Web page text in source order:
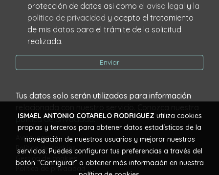
protección de datos asi como el aviso legal y la
política de privacidad y acepto el tratamiento
de mis datos para el trámite de la solicitud
realizada.
Enviar
Tus datos solo serán utilizados para información
política de privacidad.
Aviso legal
Política de cookies
Gestión de cookies
Política de privacidad
ISMAEL ANTONIO COTARELO RODRIGUEZ utiliza cookies
propias y terceros para obtener datos estadísticos de la
navegación de nuestros usuarios y mejorar nuestros
servicios. Puedes configurar tus preferencias a través del
botón “Configurar” o obtener más información en nuestra